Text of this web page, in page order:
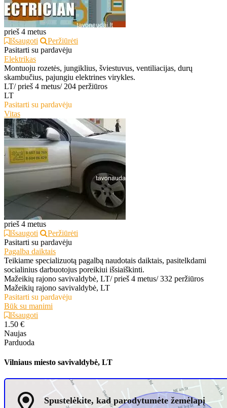
prieš 4 metus
Išsaugoti
Peržiūrėti
Pasitarti su pardavėju
Elektrikas
Montuoju rozetės, jungiklius, šviestuvus, ventiliacijas, durų
skambučius, pajungiu elektrines virykles.
LT/ prieš 4 metus/ 204 peržiūros
LT
Pasitarti su pardavėju
Vitas
prieš 4 metus
Išsaugoti
Peržiūrėti
Pasitarti su pardavėju
Pagalba daiktais
Teikiame specializuotą pagalbą naudotais daiktais, pasitelkdami
socialinius darbuotojus poreikiui išsiaiškinti.
Mažeikių rajono savivaldybė, LT/ prieš 4 metus/ 332 peržiūros
Mažeikių rajono savivaldybė, LT
Pasitarti su pardavėju
Būk su manimi
Išsaugoti
1.50 €
Naujas
Parduoda
Vilniaus miesto savivaldybė, LT
Spustelėkite, kad parodytumėte žemėlapį